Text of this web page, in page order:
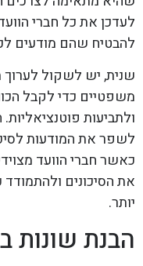
לעדכן את כל חברי הוועד
להבטיח שהם מודעים
שנית, יש לשקול לערוך
משפטיים כדי לקבל
ולתביעות
לשפר את המודעות
כאשר חברי הוועד
את הסיכונים
יותר.
הבנת שונות